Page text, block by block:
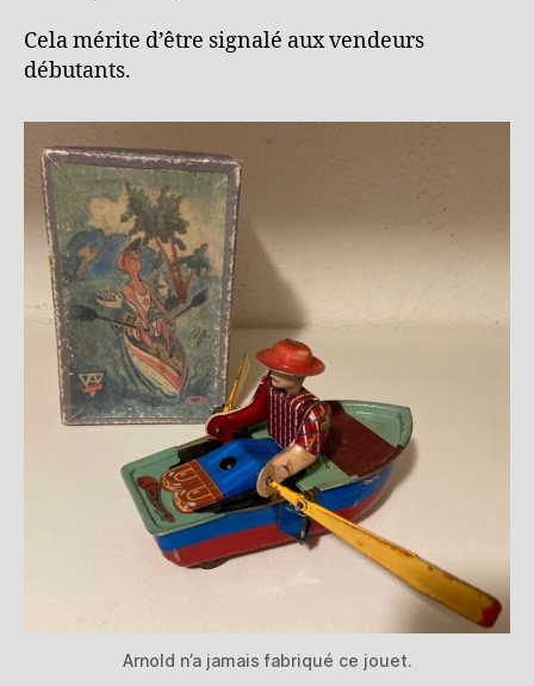
Cela mérite d’être signalé aux vendeurs
débutants.
Arnold n’a jamais fabriqué ce jouet.